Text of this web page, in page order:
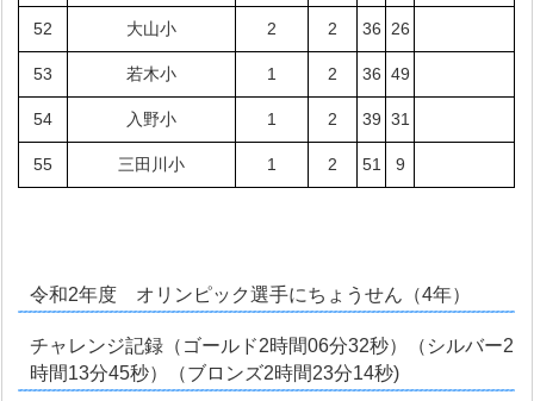
52 大山小 2 2 36 26
53 若木小 1 2 36 49
54 入野小 1 2 39 31
55 三田川小 1 2 51 9
令和2年度 オリンピック選手にちょうせん（4年）
チャレンジ記録（ゴールド2時間06分32秒）（シルバー2
時間13分45秒）（ブロンズ2時間23分14秒)